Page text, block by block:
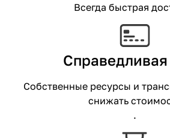
Всегда быстрая
Собственные ресурсы и
снижать
.